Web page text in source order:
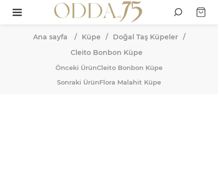
Ana sayfa / Küpe / Doğal Taş Küpeler /
Cleito Bonbon Küpe
Önceki ÜrünCleito Bonbon Küpe
Sonraki ÜrünFlora Malahit Küpe